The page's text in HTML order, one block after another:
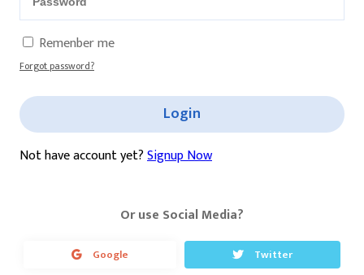
Remenber me
Forgot password?
Login
Not have account yet?Signup Now
Or use Social Media?
Google Twitter